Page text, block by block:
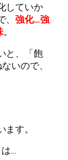
していか
、強化…強
。
と、「飽
いので、
す。
…